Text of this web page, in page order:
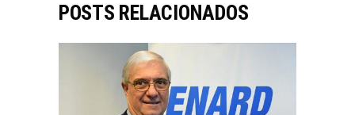
POSTS RELACIONADOS